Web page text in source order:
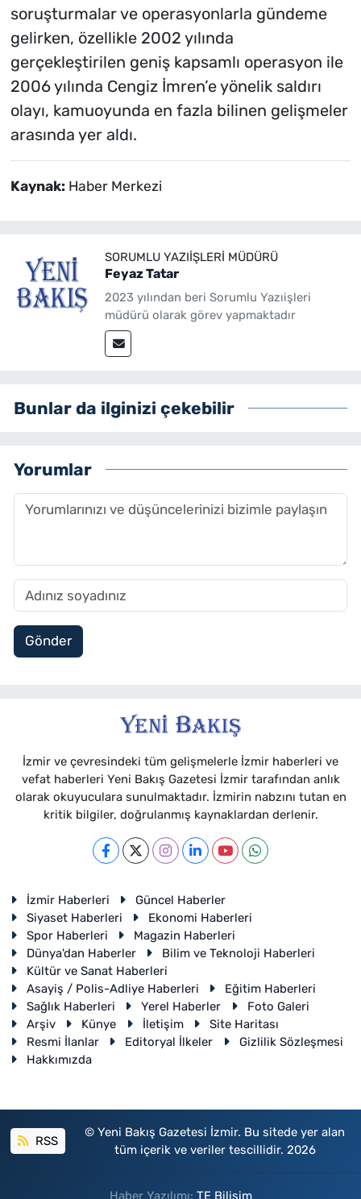
soruşturmalar ve operasyonlarla gündeme
gelirken, özellikle 2002 yılında
gerçekleştirilen geniş kapsamlı operasyon ile
2006 yılında Cengiz İmren’e yönelik saldırı
olayı, kamuoyunda en fazla bilinen gelişmeler
arasında yer aldı.
Kaynak: Haber Merkezi
SORUMLU YAZIIŞLERI MÜDÜRÜ
Feyaz Tatar
2023 yılından beri Sorumlu Yazıişleri
müdürü olarak görev yapmaktadır
Bunlar da ilginizi çekebilir
Yorumlar
Gönder
İzmir ve çevresindeki tüm gelişmelerle İzmir haberleri ve
vefat haberleri Yeni Bakış Gazetesi İzmir tarafından anlık
olarak okuyuculara sunulmaktadır. İzmirin nabzını tutan en
kritik bilgiler, doğrulanmış kaynaklardan derlenir.
İzmir Haberleri
Güncel Haberler
Siyaset Haberleri
Ekonomi Haberleri
Spor Haberleri
Magazin Haberleri
Dünya'dan Haberler
Bilim ve Teknoloji Haberleri
Kültür ve Sanat Haberleri
Asayiş / Polis-Adliye Haberleri
Eğitim Haberleri
Sağlık Haberleri
Yerel Haberler
Foto Galeri
Arşiv
Künye İletişim
Site Haritası
Resmi İlanlar
Editoryal İlkeler
Gizlilik Sözleşmesi
Hakkımızda
RSS
© Yeni Bakış Gazetesi İzmir. Bu sitede yer alan
tüm içerik ve veriler tescillidir. 2026
Haber Yazılımı: TE Bilişim